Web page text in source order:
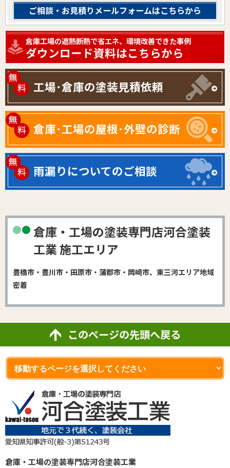
ご相談・お見積りメールフォームはこちらから
倉庫工場の遮熱断熱で省エネ、環境改善できた事例
ダウンロード資料はこちらから
工場･倉庫の塗装見積依頼
倉庫･工場の屋根･外壁の診断
雨漏りについてのご相談
倉庫・工場の塗装専門店河合塗装
工業 施工エリア
豊橋市・豊川市・田原市・蒲郡市・岡崎市、東三河エリア地域
密着
このページの先頭へ戻る
倉庫・工場の塗装専門店河合塗装工業